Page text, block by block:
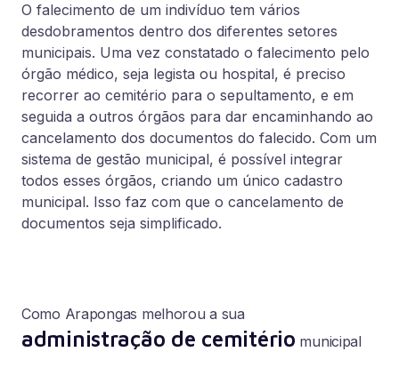
O falecimento de um indivíduo tem vários
desdobramentos dentro dos diferentes setores
municipais. Uma vez constatado o falecimento pelo
órgão médico, seja legista ou hospital, é preciso
recorrer ao cemitério para o sepultamento, e em
seguida a outros órgãos para dar encaminhando ao
cancelamento dos documentos do falecido. Com um
sistema de gestão municipal, é possível integrar
todos esses órgãos, criando um único cadastro
municipal. Isso faz com que o cancelamento de
documentos seja simplificado.
Como Arapongas melhorou a sua
administração de cemitério municipal